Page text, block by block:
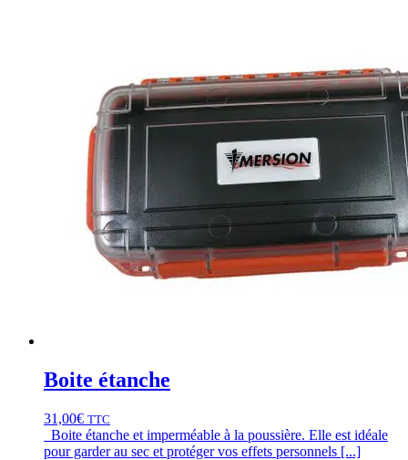
Boite étanche
31,00€ TTC
Boite étanche et imperméable à la poussière. Elle est idéale
pour garder au sec et protéger vos effets personnels [...]